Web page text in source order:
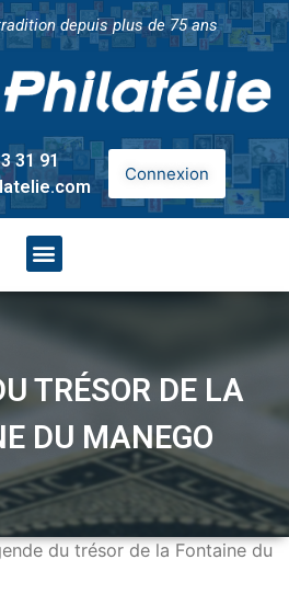
depuis plus de 75 ans
31 91
Connexion
TRÉSOR DE LA
DU MANEGO
du trésor de la Fontaine du